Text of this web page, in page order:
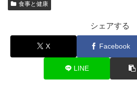
食事と健康
シェアする
X Facebook
LINE